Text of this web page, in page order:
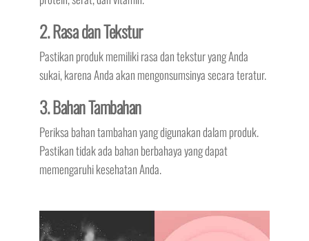
2. Rasa dan Tekstur
Pastikan produk memiliki rasa dan tekstur yang Anda
sukai, karena Anda akan mengonsumsinya secara teratur.
3. Bahan Tambahan
Periksa bahan tambahan yang digunakan dalam produk.
Pastikan tidak ada bahan berbahaya yang dapat
memengaruhi kesehatan Anda.